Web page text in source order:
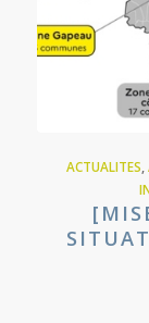
ACTUALITES